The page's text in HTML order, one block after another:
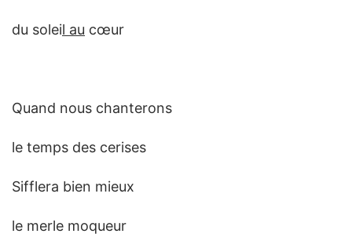
du soleil au cœur
Quand nous chanterons
le temps des cerises
Sifflera bien mieux
le merle moqueur